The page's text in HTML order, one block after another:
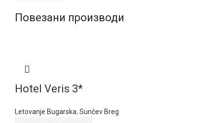
Повезани производи
Hotel Veris 3*
Letovanje Bugarska, Sunčev Breg